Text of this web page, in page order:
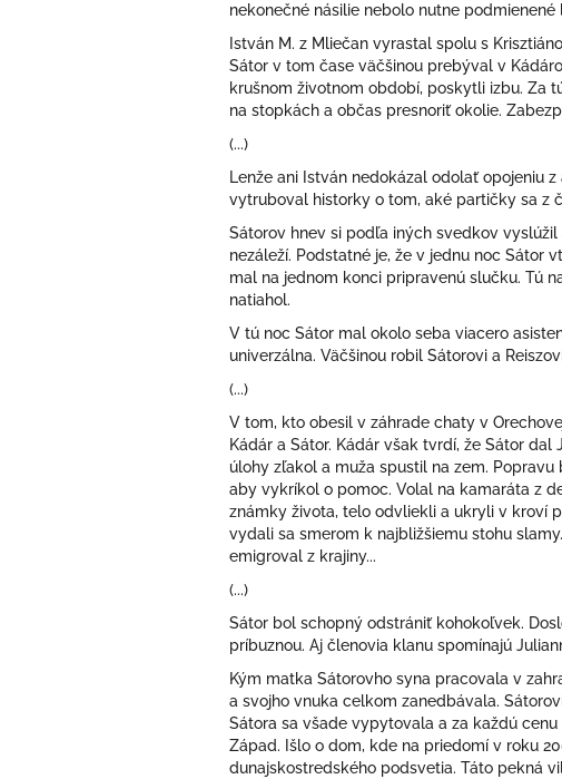
nekonečné násilie nebolo nutne
István M. z Mliečan vyrastal spolu s
Sátor v tom čase väčšinou prebýval v
krušnom životnom období, poskytli izbu. Za
na stopkách a občas presnoriť okolie.
(...)
Lenže ani István nedokázal odolať opojeniu
vytruboval historky o tom, aké partičky sa z
Sátorov hnev si podľa iných svedkov
nezáleží. Podstatné je, že v jednu noc Sátor
mal na jednom konci pripravenú slučku. Tú
natiahol.
V tú noc Sátor mal okolo seba viacero
univerzálna. Väčšinou robil Sátorovi a
(...)
V tom, kto obesil v záhrade chaty v
Kádár a Sátor. Kádár však tvrdí, že Sátor
úlohy zľakol a muža spustil na zem.
aby vykríkol o pomoc. Volal na kamaráta z
známky života, telo odvliekli a ukryli v kroví
vydali sa smerom k najbližšiemu stohu
emigroval z krajiny...
(...)
Sátor bol schopný odstrániť kohokoľvek.
príbuznou. Aj členovia klanu spomínajú
Kým matka Sátorovho syna pracovala v
a svojho vnuka celkom zanedbávala.
Sátora sa všade vypytovala a za každú
Západ. Išlo o dom, kde na priedomí v roku
dunajskostredského podsvetia. Táto pekná